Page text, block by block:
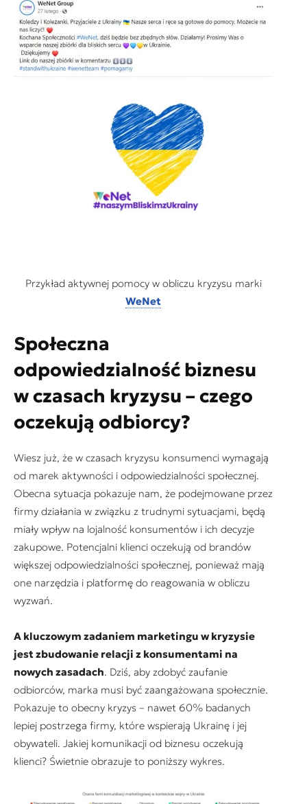
Przykład aktywnej pomocy w obliczu kryzysu marki
WeNet
Społeczna
odpowiedzialność biznesu
w czasach kryzysu – czego
oczekują odbiorcy?
Wiesz już, że w czasach kryzysu konsumenci wymagają
od marek aktywności i odpowiedzialności społecznej.
Obecna sytuacja pokazuje nam, że podejmowane przez
firmy działania w związku z trudnymi sytuacjami, będą
miały wpływ na lojalność konsumentów i ich decyzje
zakupowe. Potencjalni klienci oczekują od brandów
większej odpowiedzialności społecznej, ponieważ mają
one narzędzia i platformę do reagowania w obliczu
wyzwań.
A kluczowym zadaniem marketingu w kryzysie
jest zbudowanie relacji z konsumentami na
nowych zasadach. Dziś, aby zdobyć zaufanie
odbiorców, marka musi być zaangażowana społecznie.
Pokazuje to obecny kryzys – nawet 60% badanych
lepiej postrzega firmy, które wspierają Ukrainę i jej
obywateli. Jakiej komunikacji od biznesu oczekują
klienci? Świetnie obrazuje to poniższy wykres.